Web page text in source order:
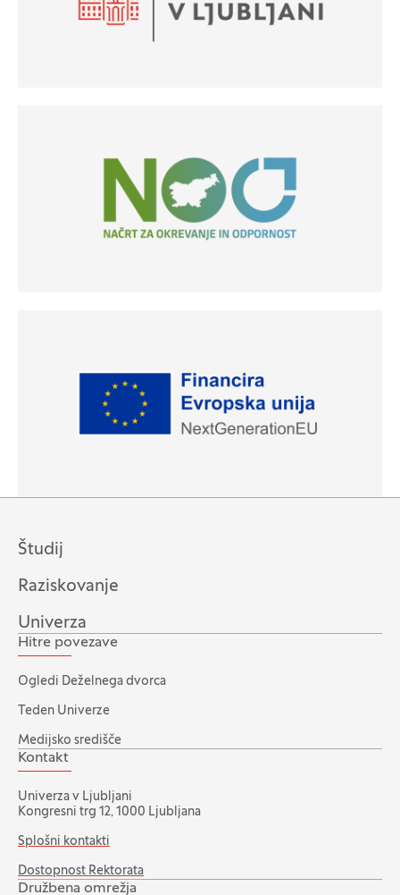
Študij
Raziskovanje
Univerza
Hitre povezave
Ogledi Deželnega dvorca
Teden Univerze
Medijsko središče
Kontakt
Univerza v Ljubljani
Kongresni trg 12, 1000 Ljubljana
Splošni kontakti
Dostopnost Rektorata
Družbena omrežja